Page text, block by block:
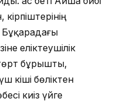
Бұқарадағы
еліктеушілік
бұрышты,
кіші бөліктен
киіз үйге